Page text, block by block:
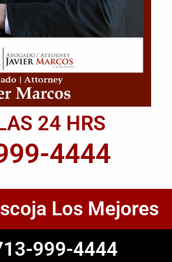
24 HRS
4444
Los Mejores
999-4444